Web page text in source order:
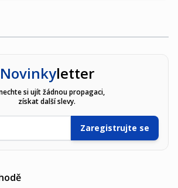
Novinkyletter
si ujít žádnou propagaci,
získat další slevy.
E-mailová adresa
Zaregistrujte se